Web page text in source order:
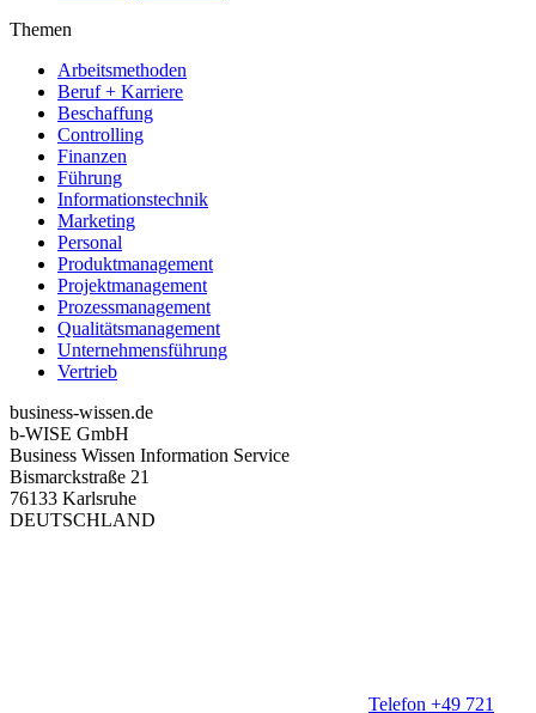
Themen
Arbeitsmethoden
Beruf + Karriere
Beschaffung
Controlling
Finanzen
Führung
Informationstechnik
Marketing
Personal
Produktmanagement
Projektmanagement
Prozessmanagement
Qualitätsmanagement
Unternehmensführung
Vertrieb
business-wissen.de
b-WISE GmbH
Business Wissen Information Service
Bismarckstraße 21
76133 Karlsruhe
DEUTSCHLAND
Telefon +49 721